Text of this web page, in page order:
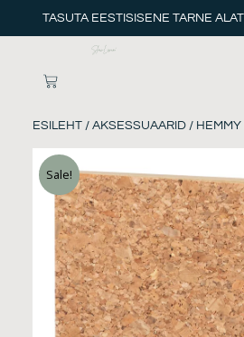
to
TASUTA EESTISISENE TARNE
CART
ESILEHT /AKSESSUAARID / HEMMY
Sale!